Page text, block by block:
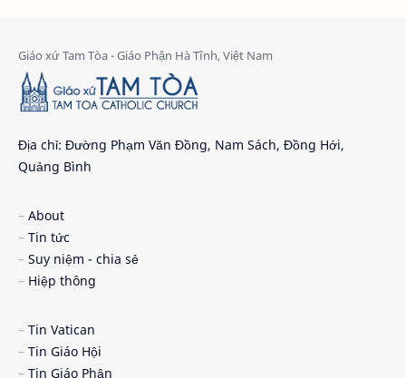
24 giờ cho chúa 24 giờ cho chúa 2026
4 nước châu phi
5 cách đơn giản dọn tâm hồn đón chúa 6 gương mặt
Ad Limina 2026
An ninh mạng
ba bí tích khai tâm
Địa chỉ: Đường Phạm Văn Đồng, Nam Sách, Đồng Hới,
Quảng Bình
About
Tin tức
Suy niệm - chia sẻ
Hiệp thông
Tin Vatican
Tin Giáo Hội
Tin Giáo Phận